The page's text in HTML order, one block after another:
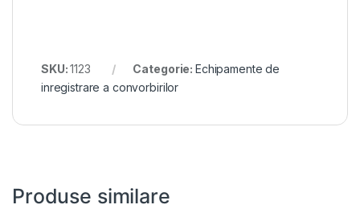
SKU:1123 Categorie: Echipamente de
inregistrare a convorbirilor
Produse similare